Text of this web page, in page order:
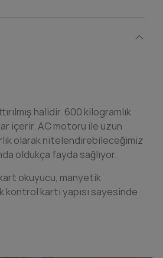
halidir. 600 kilogramlık
içerir. AC motoru ile uzun
olarak nitelendirebileceğimiz
oldukça fayda sağlıyor.
okuyucu, manyetik
kartı yapısı sayesinde